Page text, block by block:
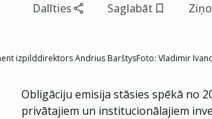
Dalīties Saglabāt Ziņo
izpilddirektors Andrius BarštysFoto: Vladimir
Obligāciju emisija stāsies spēkā no
privātajiem un institucionālajiem